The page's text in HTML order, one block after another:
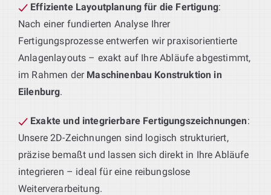
Effiziente Layoutplanung für die Fertigung:
Nach einer fundierten Analyse Ihrer
Fertigungsprozesse entwerfen wir praxisorientierte
Anlagenlayouts – exakt auf Ihre Abläufe abgestimmt,
im Rahmen der Maschinenbau Konstruktion in
Eilenburg.
Exakte und integrierbare Fertigungszeichnungen:
Unsere 2D-Zeichnungen sind logisch strukturiert,
präzise bemaßt und lassen sich direkt in Ihre Abläufe
integrieren – ideal für eine reibungslose
Weiterverarbeitung.